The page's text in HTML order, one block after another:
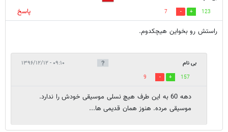
123
7
پاسخ
راستش رو بخواین هیچکدوم.
بی نام ۰۹:۱۰ - ۱۳۹۶/۱۲/۱۲
157
9
دهه 60 به این طرف هیچ نسلی موسیقی خودش را ندارد.
موسیقی مرده. هنوز همان قدیمی ها...